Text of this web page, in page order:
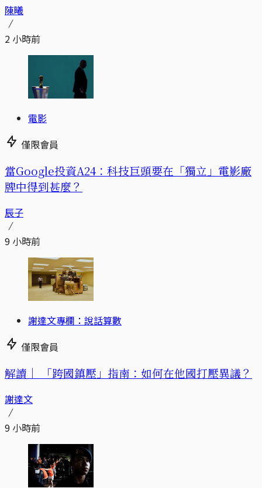
陳曦
2 小時前
電影
僅限會員
當Google投資A24：科技巨頭要在「獨立」電影廠
牌中得到甚麼？
辰子
9 小時前
謝達文專欄：說話算數
僅限會員
解讀｜ 「跨國鎮壓」指南：如何在他國打壓異議？
謝達文
9 小時前